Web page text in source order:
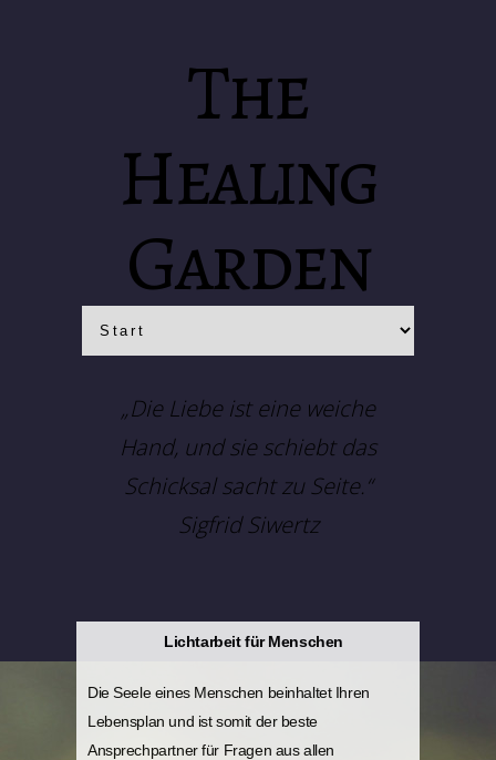
The
Healing
Garden
„Die Liebe ist eine weiche
Hand, und sie schiebt das
Schicksal sacht zu Seite.“
Sigfrid Siwertz
Lichtarbeit für Menschen
Die Seele eines Menschen beinhaltet Ihren
Lebensplan und ist somit der beste
Ansprechpartner für Fragen aus allen